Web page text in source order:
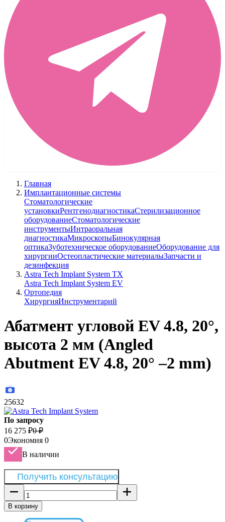
Главная
Имплантационные системы
Стоматологические
установкиРентгенодиагностикаСтерилизационное
оборудованиеСтоматологические
инструментыИнтраоральная
диагностикаМикроскопыБинокулярная
оптикаЗуботехническое оборудованиеОборудование для
хирургииОстеопластические материалыЗапчасти и
дезинфекция
Astra Tech Implant System TX
Astra Tech Implant System EV
Ортопедия
ХирургияИнструментарий
Абатмент угловой EV 4.8, 20°,
высота 2 мм (Angled
Abutment EV 4.8, 20° –2 mm)
25632
По запросу
16 275 ₽0 ₽
0Экономия 0
В наличии
Получить консультацию
В корзину